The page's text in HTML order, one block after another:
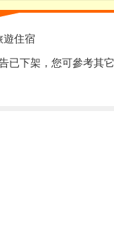
遊住宿
已下架，您可參考其